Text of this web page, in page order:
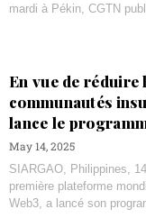
mardi à Pékin, CGTN
En vue de
communautés
lance le
May 14, 2025
SIARGAO, Philippines,
première plateforme
Web3, a lancé son